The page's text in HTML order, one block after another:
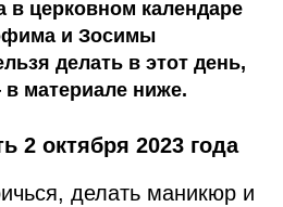
в церковном календаре
и Зосимы
делать в этот день,
материале ниже.
2 октября 2023 года
делать маникюр и